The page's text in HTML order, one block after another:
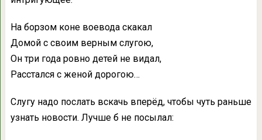
На борзом коне воевода скакал
Домой с своим верным слугою,
Он три года ровно детей не видал,
Расстался с женой дорогою…
Слугу надо послать вскачь вперёд, чтобы чуть раньше
узнать новости. Лучше б не посылал: